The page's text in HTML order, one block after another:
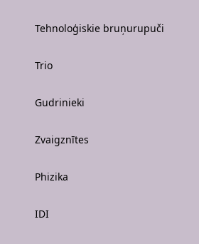
Tehnoloģiskie bruņurupuči
Trio
Gudrinieki
Zvaigznītes
Phizika
IDI